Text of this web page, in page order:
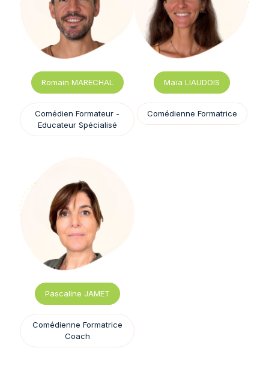
Romain MARECHAL
Comédien Formateur -
Educateur Spécialisé
Maïa LIAUDOIS
Comédienne Formatrice
Pascaline JAMET
Comédienne Formatrice
Coach